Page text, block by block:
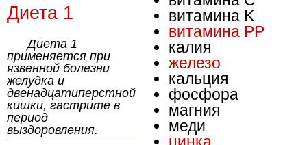
витамина K
витамина PP
калия
железо
кальция
фосфора
магния
меди
Диета 1
Диета 1
применяется при
язвенной болезни
желудка и
двенадцатиперстной
кишки, гастрите в
период
выздоровления.